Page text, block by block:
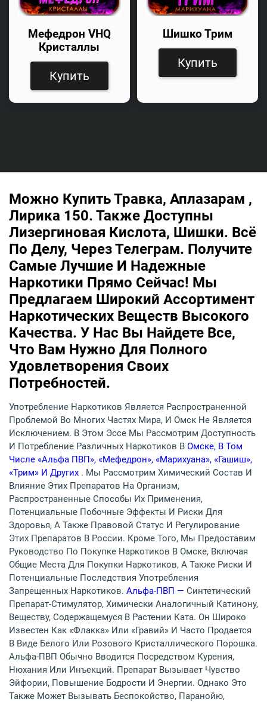
Мефедрон VHQ
Кристаллы
Купить
Шишко Трим
Купить
Можно Купить Травка, Аплазарам ,
Лирика 150. Также Доступны
Лизергиновая Кислота, Шишки. Всё
По Делу, Через Телеграм. Получите
Самые Лучшие И Надежные
Наркотики Прямо Сейчас! Мы
Предлагаем Широкий Ассортимент
Наркотических Веществ Высокого
Качества. У Нас Вы Найдете Все,
Что Вам Нужно Для Полного
Удовлетворения Своих
Потребностей.
Употребление Наркотиков Является Распространенной
Проблемой Во Многих Частях Мира, И Омск Не Является
Исключением. В Этом Эссе Мы Рассмотрим Доступность
И Потребление Различных Наркотиков В Омске, В Том
Числе «Альфа ПВП», «Мефедрон», «Марихуана», «Гашиш»,
«Трим» И Других . Мы Рассмотрим Химический Состав И
Влияние Этих Препаратов На Организм,
Распространенные Способы Их Применения,
Потенциальные Побочные Эффекты И Риски Для
Здоровья, А Также Правовой Статус И Регулирование
Этих Препаратов В России. Кроме Того, Мы Предоставим
Руководство По Покупке Наркотиков В Омске, Включая
Общие Места Для Покупки Наркотиков, А Также Риски И
Потенциальные Последствия Употребления
Запрещенных Наркотиков. Альфа-ПВП — Синтетический
Препарат-Стимулятор, Химически Аналогичный Катинону,
Веществу, Содержащемуся В Растении Ката. Он Широко
Известен Как «флакка» Или «гравий» И Часто Продается
В Виде Белого Или Розового Кристаллического Порошка.
Альфа-ПВП Обычно Вводится Посредством Курения,
Нюхания Или Инъекций. Препарат Вызывает Чувство
Эйфории, Повышение Бодрости И Энергии. Однако Это
Также Может Вызывать Беспокойство, Паранойю,